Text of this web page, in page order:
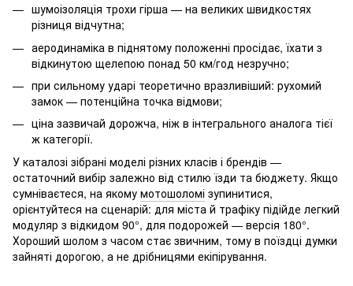
шумоізоляція трохи гірша — на великих швидкостях
різниця відчутна;
аеродинаміка в піднятому положенні просідає, їхати з
відкинутою щелепою понад 50 км/год незручно;
при сильному ударі теоретично вразливіший: рухомий
замок — потенційна точка відмови;
ціна зазвичай дорожча, ніж в інтегрального аналога тієї
ж категорії.
У каталозі зібрані моделі різних класів і брендів —
остаточний вибір залежно від стилю їзди та бюджету. Якщо
сумніваєтеся, на якому мотошоломі зупинитися,
орієнтуйтеся на сценарій: для міста й трафіку підійде легкий
модуляр з відкидом 90°, для подорожей — версія 180°.
Хороший шолом з часом стає звичним, тому в поїздці думки
зайняті дорогою, а не дрібницями екіпірування.